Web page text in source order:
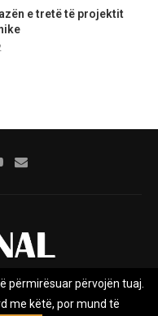
e tretë të projektit
Marketing
Kontakt
përmirësuar përvojën tuaj.
me këtë, por mund të